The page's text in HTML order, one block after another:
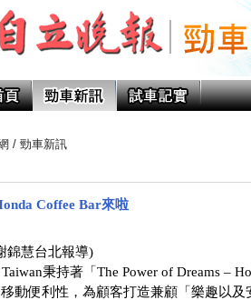
/ 勁車新訊
Coffee Bar來啦
錦慧台北報導)
秉持著「The Power of Dreams –
動便利性，為顧客打造兼顧「樂趣以